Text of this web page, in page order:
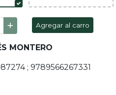
Agregar al carro
MONTERO
; 9789566267331